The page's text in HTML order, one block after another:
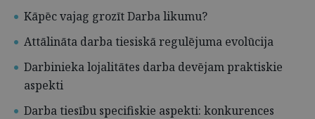
Kāpēc vajag grozīt Darba likumu?
Attālināta darba tiesiskā regulējuma evolūcija
Darbinieka lojalitātes darba devējam praktiskie
aspekti
Darba tiesību specifiskie aspekti: konkurences